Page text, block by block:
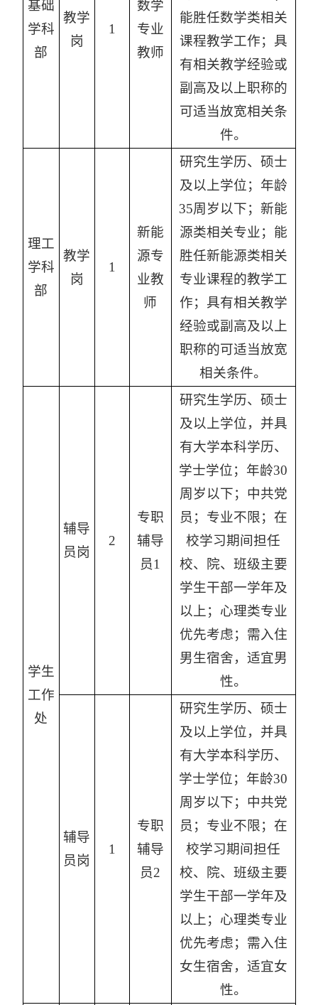
基础
学科
部
教学
岗
1
数学
专业
教师
能胜任数学类相关
课程教学工作；具
有相关教学经验或
副高及以上职称的
可适当放宽相关条
件。
理工
学科
部
教学
岗
1
新能
源专
业教
师
研究生学历、硕士
及以上学位；年龄
35周岁以下；新能
源类相关专业；能
胜任新能源类相关
专业课程的教学工
作；具有相关教学
经验或副高及以上
职称的可适当放宽
相关条件。
学生
工作
处
辅导
员岗
2
专职
辅导
员1
研究生学历、硕士
及以上学位，并具
有大学本科学历、
学士学位；年龄30
周岁以下；中共党
员；专业不限；在
校学习期间担任
校、院、班级主要
学生干部一学年及
以上；心理类专业
优先考虑；需入住
男生宿舍，适宜男
性。
辅导
员岗
1
专职
辅导
员2
研究生学历、硕士
及以上学位，并具
有大学本科学历、
学士学位；年龄30
周岁以下；中共党
员；专业不限；在
校学习期间担任
校、院、班级主要
学生干部一学年及
以上；心理类专业
优先考虑；需入住
女生宿舍，适宜女
性。